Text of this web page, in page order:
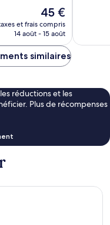
Le
nouveau
prix
de
45 €
et frais compris
14 août - 15 août
similaires
réductions et les
Plus de récompenses